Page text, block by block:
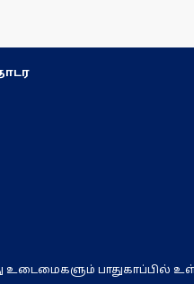
பாதுகாப்பில்